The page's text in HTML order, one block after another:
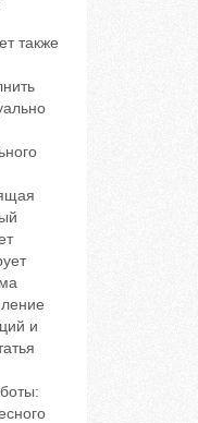
также
и